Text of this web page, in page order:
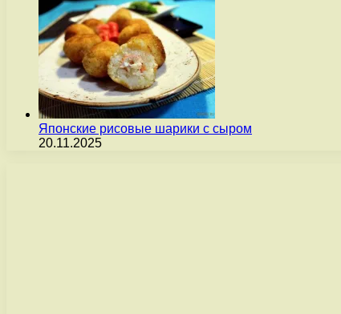
Японские рисовые шарики с сыром
20.11.2025